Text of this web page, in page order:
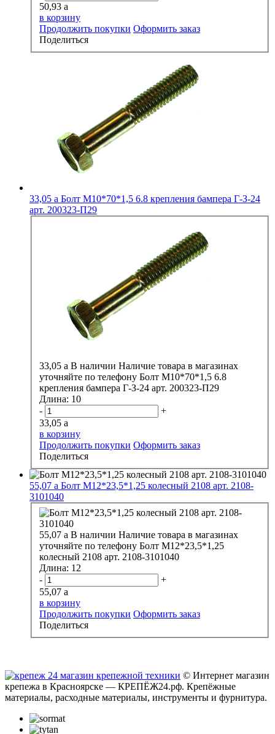
50,93 a
в корзину
Продолжить покупки Оформить заказ
Поделиться
33,05 a Болт М10*70*1,5 6.8 крепления бампера Г-З-24
арт. 200323-П29
33,05 a В наличии Наличие товара в магазинах
уточняйте по телефону Болт М10*70*1,5 6.8
крепления бампера Г-З-24 арт. 200323-П29
Длина: 10
-
+
33,05 a
в корзину
Продолжить покупки Оформить заказ
Поделиться
55,07 a Болт М12*23,5*1,25 колесный 2108 арт. 2108-
3101040
55,07 a В наличии Наличие товара в магазинах
уточняйте по телефону Болт М12*23,5*1,25
колесный 2108 арт. 2108-3101040
Длина: 12
-
+
55,07 a
в корзину
Продолжить покупки Оформить заказ
Поделиться
© Интернет магазин
крепежа в Красноярске — КРЕПЁЖ24.рф. Крепёжные
материалы, расходные материалы, инструменты и фурнитура.